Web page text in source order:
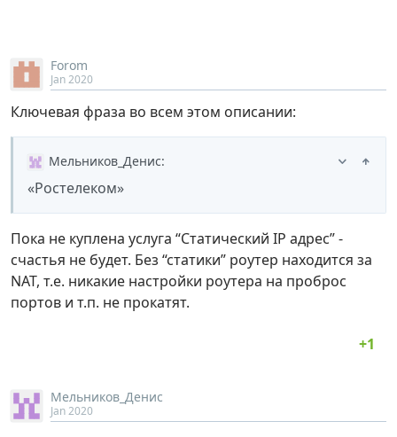
Forom
Jan 2020
Ключевая фраза во всем этом описании:
Мельников_Денис:
«Ростелеком»
Пока не куплена услуга “Статический IP адрес” -
счастья не будет. Без “статики” роутер находится за
NAT, т.е. никакие настройки роутера на проброс
портов и т.п. не прокатят.
Мельников_Денис
Jan 2020